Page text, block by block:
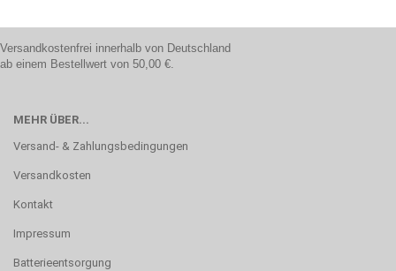
Versandkostenfrei innerhalb von Deutschland
ab einem Bestellwert von 50,00 €.
MEHR ÜBER...
Versand- & Zahlungsbedingungen
Versandkosten
Kontakt
Impressum
Batterieentsorgung